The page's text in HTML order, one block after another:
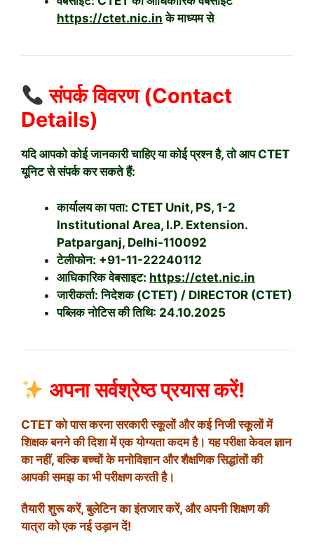
https://ctet.nic.in के माध्यम से
संपर्क विवरण (Contact
Details)
यदि आपको कोई जानकारी चाहिए या कोई प्रश्न है, तो आप CTET
यूनिट से संपर्क कर सकते हैं:
कार्यालय का पता: CTET Unit, PS, 1-2
Institutional Area, I.P. Extension.
Patparganj, Delhi-110092
टेलीफोन: +91-11-22240112
आधिकारिक वेबसाइट: https://ctet.nic.in
जारीकर्ता: निदेशक (CTET) / DIRECTOR (CTET)
पब्लिक नोटिस की तिथि: 24.10.2025
अपना सर्वश्रेष्ठ प्रयास करें!
CTET को पास करना सरकारी स्कूलों और कई निजी स्कूलों में
शिक्षक बनने की दिशा में एक योग्यता कदम है। यह परीक्षा केवल ज्ञान
का नहीं, बल्कि बच्चों के मनोविज्ञान और शैक्षणिक सिद्धांतों की
आपकी समझ का भी परीक्षण करती है।
तैयारी शुरू करें, बुलेटिन का इंतजार करें, और अपनी शिक्षण की
यात्रा को एक नई उड़ान दें!